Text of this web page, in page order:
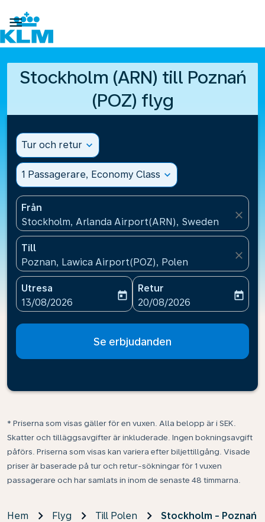

Stockholm (ARN) till Poznań
(POZ) flyg
Tur och retur expand_more
1 Passagerare, Economy Class expand_more
Från
Stockholm, Arlanda Airport(ARN), Sweden
close
Till
Poznan, Lawica Airport(POZ), Polen
close
Utresa
fc-booking-departure-date-aria-label
13/08/2026
today
Retur
fc-booking-return-date-
20/08/2026
today
Se erbjudanden
* Priserna som visas gäller för en vuxen. Alla belopp är i SEK.
Skatter och tilläggsavgifter är inkluderade. Ingen bokningsavgift
påförs. Priserna som visas kan variera efter biljettillgång. Visade
priser är baserade på tur och retur-sökningar för 1 vuxen
passagerare och har samlats in inom de senaste 48 timmarna.
Hem Flyg Till Polen Stockholm - Poznań